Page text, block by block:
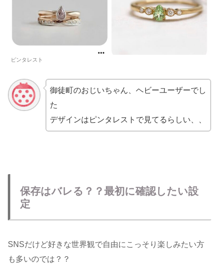
ピンタレスト
御徒町のおじいちゃん、ヘビーユーザーでし
た
デザインはピンタレストで見てるらしい、、
保存はバレる？？最初に確認したい設
定
SNSだけど好きな世界観で自由にこっそり楽しみたい方
も多いのでは？？